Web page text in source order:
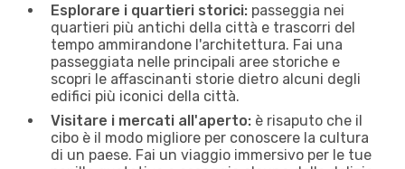
Esplorare i quartieri storici: passeggia nei
quartieri più antichi della città e trascorri del
tempo ammirandone l'architettura. Fai una
passeggiata nelle principali aree storiche e
scopri le affascinanti storie dietro alcuni degli
edifici più iconici della città.
Visitare i mercati all'aperto: è risaputo che il
cibo è il modo migliore per conoscere la cultura
di un paese. Fai un viaggio immersivo per le tue